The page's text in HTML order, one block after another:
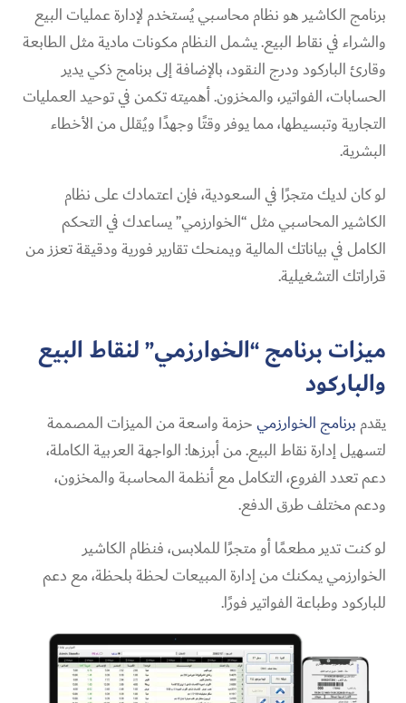
برنامج الكاشير هو نظام محاسبي يُستخدم لإدارة عمليات البيع
والشراء في نقاط البيع. يشمل النظام مكونات مادية مثل الطابعة
وقارئ الباركود ودرج النقود، بالإضافة إلى برنامج ذكي يدير
الحسابات، الفواتير، والمخزون. أهميته تكمن في توحيد العمليات
التجارية وتبسيطها، مما يوفر وقتًا وجهدًا ويُقلل من الأخطاء
البشرية.
لو كان لديك متجرًا في السعودية، فإن اعتمادك على نظام
الكاشير المحاسبي مثل “الخوارزمي” يساعدك في التحكم
الكامل في بياناتك المالية ويمنحك تقارير فورية ودقيقة تعزز من
قراراتك التشغيلية.
ميزات برنامج “الخوارزمي” لنقاط البيع
والباركود
يقدم برنامج الخوارزميحزمة واسعة من الميزات المصممة
لتسهيل إدارة نقاط البيع. من أبرزها: الواجهة العربية الكاملة،
دعم تعدد الفروع، التكامل مع أنظمة المحاسبة والمخزون،
ودعم مختلف طرق الدفع.
لو كنت تدير مطعمًا أو متجرًا للملابس، فنظام الكاشير
الخوارزمي يمكنك من إدارة المبيعات لحظة بلحظة، مع دعم
للباركود وطباعة الفواتير فورًا.